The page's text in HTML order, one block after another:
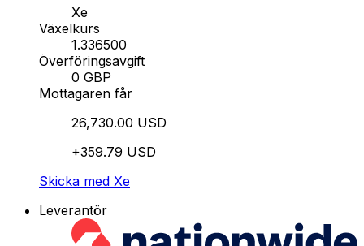
Xe
Växelkurs
1.336500
Överföringsavgift
0 GBP
Mottagaren får
26,730.00 USD
+359.79 USD
Skicka med Xe
Leverantör